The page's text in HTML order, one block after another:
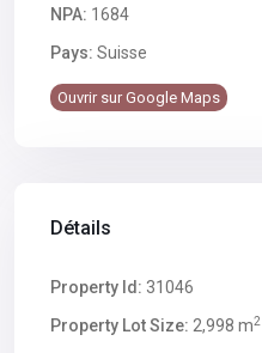
NPA: 1684
Pays: Suisse
Ouvrir sur Google Maps
Détails
Property Id: 31046
Property Lot Size: 2,998 m2